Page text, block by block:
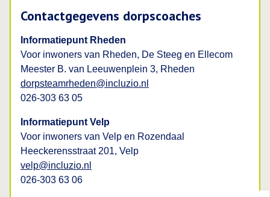
Contactgegevens dorpscoaches
Informatiepunt Rheden
Voor inwoners van Rheden, De Steeg en Ellecom
Meester B. van Leeuwenplein 3, Rheden
dorpsteamrheden@incluzio.nl
026-303 63 05
Informatiepunt Velp
Voor inwoners van Velp en Rozendaal
Heeckerensstraat 201, Velp
velp@incluzio.nl
026-303 63 06